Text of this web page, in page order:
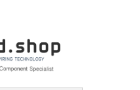
Aqui
Material de oficina
Practico Organizador de Notas
Priorizar Tareas - Ideal para